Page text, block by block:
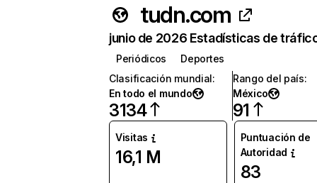
tudn.com
junio de 2026 Estadísticas de
Periódicos
Deportes
Clasificación mundial:
En todo el mundo
3134
Rango del país:
México
91
Visitas
16,1 M
Puntuación de
Autoridad
83